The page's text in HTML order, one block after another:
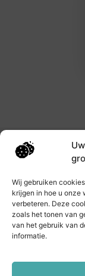
Wij gebruiken
krijgen in hoe u onze
verbeteren. Deze
zoals het tonen van
van het gebruik van
informatie.
Main Links
Artikelen